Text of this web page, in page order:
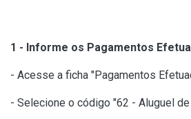
1 - Informe os Pagamentos
- Acesse a ficha "Pagamentos
- Selecione o código "62 - Aluguel